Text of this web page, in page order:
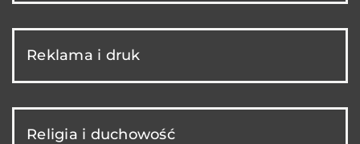
Reklama i druk
Religia i duchowość